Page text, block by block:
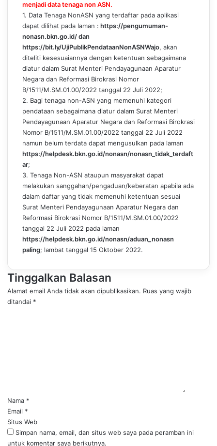
menjadi data tenaga non ASN.
1. Data Tenaga NonASN yang terdaftar pada aplikasi
dapat dilihat pada laman : https://pengumuman-
nonasn.bkn.go.id/dan
https://bit.ly/UjiPublikPendataanNonASNWajo, akan
diteliti kesesuaiannya dengan ketentuan sebagaimana
diatur dalam Surat Menteri Pendayagunaan Aparatur
Negara dan Reformasi Birokrasi Nomor
B/1511/M.SM.01.00/2022 tanggal 22 Juli 2022;
2. Bagi tenaga non-ASN yang memenuhi kategori
pendataan sebagaimana diatur dalam Surat Menteri
Pendayagunaan Aparatur Negara dan Reformasi Birokrasi
Nomor B/1511/M.SM.01.00/2022 tanggal 22 Juli 2022
namun belum terdata dapat mengusulkan pada laman
https://helpdesk.bkn.go.id/nonasn/nonasn_tidak_terdaft
ar;
3. Tenaga Non-ASN ataupun masyarakat dapat
melakukan sanggahan/pengaduan/keberatan apabila ada
dalam daftar yang tidak memenuhi ketentuan sesuai
Surat Menteri Pendayagunaan Aparatur Negara dan
Reformasi Birokrasi Nomor B/1511/M.SM.01.00/2022
tanggal 22 Juli 2022 pada laman
https://helpdesk.bkn.go.id/nonasn/aduan_nonasn
paling; lambat tanggal 15 Oktober 2022.
Tinggalkan Balasan
Alamat email Anda tidak akan dipublikasikan. Ruas yang wajib
ditandai *
*Nama *
Email *
Situs Web
Simpan nama, email, dan situs web saya pada peramban ini
untuk komentar saya berikutnya.